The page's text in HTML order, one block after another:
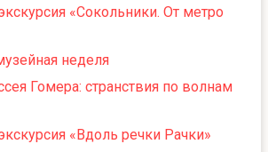
«Сокольники. От метро
неделя
Гомера: странствия по волнам
«Вдоль речки Рачки»